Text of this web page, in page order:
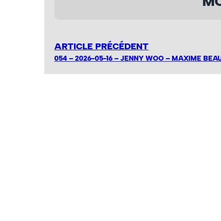
ARTICLE PRÉCÉDENT
054 – 2026-05-16 – JENNY WOO – MAXIME